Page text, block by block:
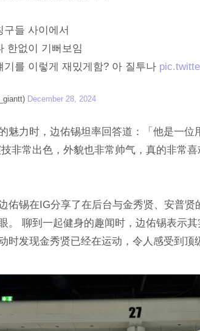
구들 사이에서
한없이 기뻐보임
기를 이렇게 재밌게함? 아 질투나
December 28, 2024
魅力时，边佑锡坦率回答道：「他是一位
非常出色，外貌也非常帅气，真的非常
佑锡在IG分享了在后台与金秀贤、安普贤
。 聊到一起健身的趣闻时，边佑锡表示其
时发现金秀贤已经在运动，令人感受到顶